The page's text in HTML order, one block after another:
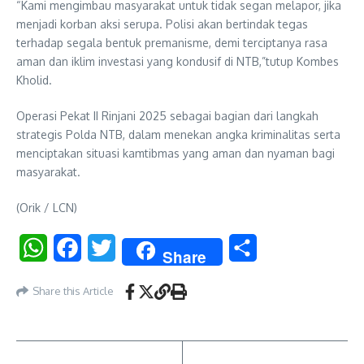
“Kami mengimbau masyarakat untuk tidak segan melapor, jika
menjadi korban aksi serupa. Polisi akan bertindak tegas
terhadap segala bentuk premanisme, demi terciptanya rasa
aman dan iklim investasi yang kondusif di NTB,”tutup Kombes
Kholid.
Operasi Pekat II Rinjani 2025 sebagai bagian dari langkah
strategis Polda NTB, dalam menekan angka kriminalitas serta
menciptakan situasi kamtibmas yang aman dan nyaman bagi
masyarakat.
(Orik / LCN)
WhatsAppFacebookTwitter Share
Share this Article